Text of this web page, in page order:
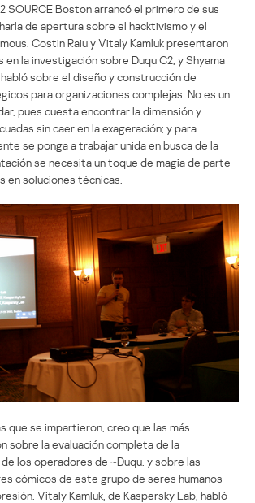
SOURCE Boston arrancó el primero de sus
de apertura sobre el hacktivismo y el
Costin Raiu y Vitaly Kamluk presentaron
en la investigación sobre Duqu C2, y Shyama
sobre el diseño y construcción de
para organizaciones complejas. No es un
pues cuesta encontrar la dimensión y
sin caer en la exageración; y para
se ponga a trabajar unida en busca de la
se necesita un toque de magia de parte
en soluciones técnicas.
que se impartieron, creo que las más
sobre la evaluación completa de la
los operadores de ~Duqu, y sobre las
cómicos de este grupo de seres humanos
Vitaly Kamluk, de Kaspersky Lab, habló